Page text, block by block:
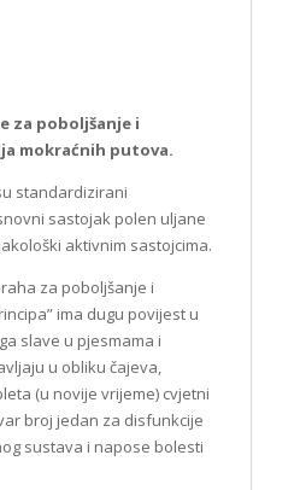
za poboljšanje i
mokraćnih putova.
standardizirani
sastojak polen uljane
aktivnim sastojcima.
za poboljšanje i
ima dugu povijest u
slave u pjesmama i
u obliku čajeva,
(u novije vrijeme) cvjetni
broj jedan za disfunkcije
sustava i napose bolesti